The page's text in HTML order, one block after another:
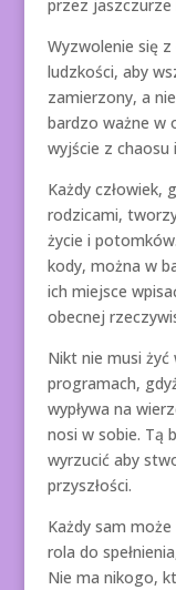
przez
Wyzwolenie się
ludzkości, aby
zamierzony, a
bardzo ważne w
wyjście z chaosu
Każdy człowiek,
rodzicami,
życie i
kody, można w
ich miejsce
obecnej
Nikt nie musi
programach,
wypływa na
nosi w sobie. Tą
wyrzucić aby
przyszłości.
Każdy sam
rola do
Nie ma nikogo,